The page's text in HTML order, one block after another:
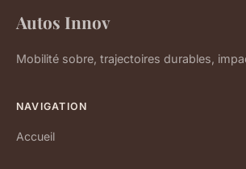
Autos Innov
Mobilité sobre, trajectoires durables,
NAVIGATION
Accueil